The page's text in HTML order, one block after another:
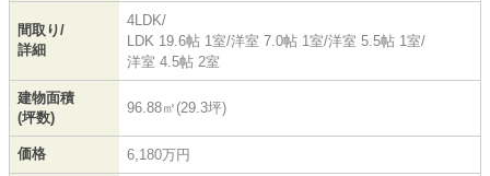
間取り/
詳細
4LDK/
LDK 19.6帖 1室/洋室 7.0帖 1室/洋室 5.5帖 1室/
洋室 4.5帖 2室
建物面積
(坪数)
96.88㎡(29.3坪)
価格 6,180万円